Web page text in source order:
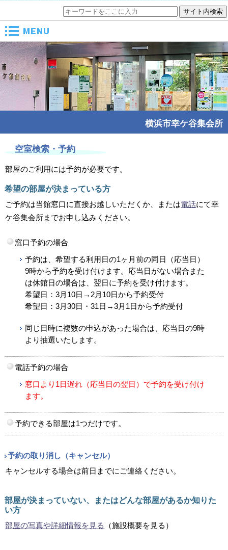
横浜市幸ケ谷集会所
空室検索・予約
部屋のご利用には予約が必要です。
希望の部屋が決まっている方
ご予約は当館窓口に直接お越しいただくか、または電話にて幸
ケ谷集会所までお申し込みください。
窓口予約の場合
予約は、希望する利用日の1ヶ月前の同日（応当日）
9時から予約を受け付けます。応当日がない場合また
は休館日の場合は、翌日に予約を受け付けます。
希望日：3月10日→2月10日から予約受付
希望日：3月30日・31日→3月1日から予約受付
同じ日時に複数の申込があった場合は、応当日の9時
より抽選いたします。
電話予約の場合
窓口より1日遅れ（応当日の翌日）で予約を受け付け
ます。
予約できる部屋は1つだけです。
予約の取り消し（キャンセル）
キャンセルする場合は前日までにご連絡ください。
部屋が決まっていない、またはどんな部屋があるか知りた
い方
部屋の写真や詳細情報を見る （施設概要を見る）